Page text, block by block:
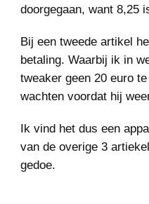
doorgegaan, want 8,25
Bij een tweede artikel
betaling. Waarbij ik in
tweaker geen 20 euro
wachten voordat hij
Ik vind het dus een
van de overige 3
gedoe.